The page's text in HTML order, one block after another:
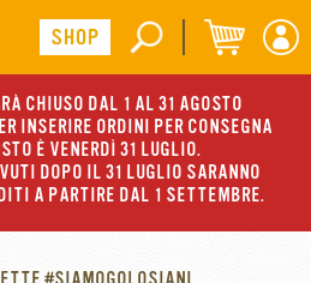
CHIUSO DAL 1 AL 31 AGOSTO
INSERIRE ORDINI PER CONSEGNA
È VENERDÌ 31 LUGLIO.
DOPO IL 31 LUGLIO SARANNO
A PARTIRE DAL 1 SETTEMBRE.